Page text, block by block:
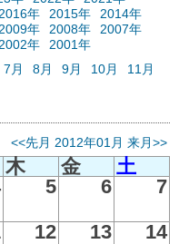
年 2015年
2014年
年 2008年
2007年
年
2001年
7月 8月 9月 10月
11月
<<先月 2012年01月 来月>>
木 金
土
5 6
7
12 13
14